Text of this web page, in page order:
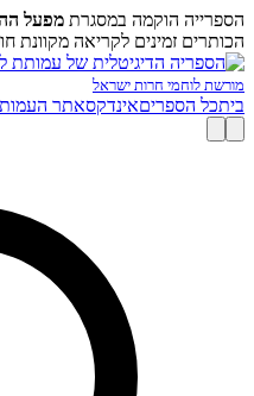
הספרייה הוקמה במסגרת מפעל
הכותרים זמינים לקריאה מקוונת
מורשת לוחמי חרות ישראל
ביתכל הספריםאינדקסאתר